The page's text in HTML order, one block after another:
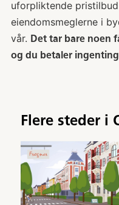
uforpliktende
eiendomsmeglerne i
vår. Det tar bare noen
og du betaler
Flere steder i